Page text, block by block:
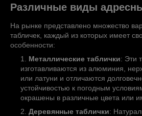
Различные виды
На рынке представлено множество
табличек, каждый из которых имеет
особенности:
Металлические таблички: Эти
изготавливаются из алюминия,
или латуни и отличаются
устойчивостью к погодным
окрашены в различные цвета или
Деревянные таблички: